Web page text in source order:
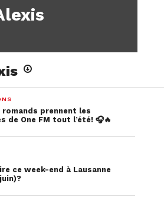
romands prennent les
de One FM tout l’été! 🎧🔥
ce week-end à Lausanne